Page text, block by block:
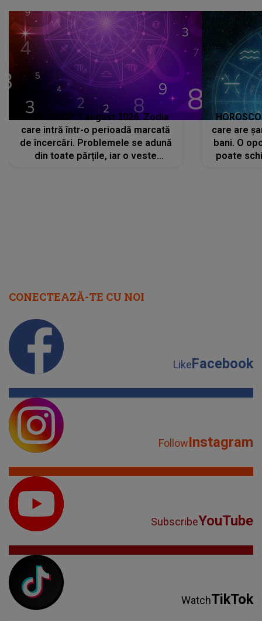
HOROSCOP 7 august 2026. Zodia
care intră într-o perioadă marcată
de încercări. Problemele se adună
din toate părțile, iar o veste
care are
bani. O
poate
CONECTEAZĂ-TE CU NOI
LikeFacebook
FollowInstagram
SubscribeYouTube
WatchTikTok